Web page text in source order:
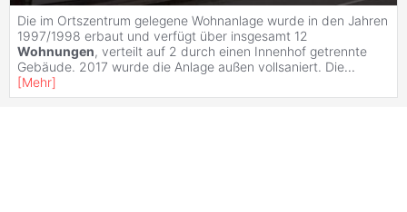
Die im Ortszentrum gelegene Wohnanlage wurde in den Jahren
1997/1998 erbaut und verfügt über insgesamt 12
Wohnungen, verteilt auf 2 durch einen Innenhof getrennte
Gebäude. 2017 wurde die Anlage außen vollsaniert. Die...
[Mehr]